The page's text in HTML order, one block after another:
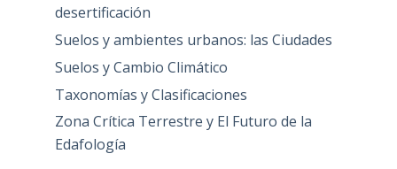
desertificación
Suelos y ambientes urbanos: las Ciudades
Suelos y Cambio Climático
Taxonomías y Clasificaciones
Zona Crítica Terrestre y El Futuro de la
Edafología